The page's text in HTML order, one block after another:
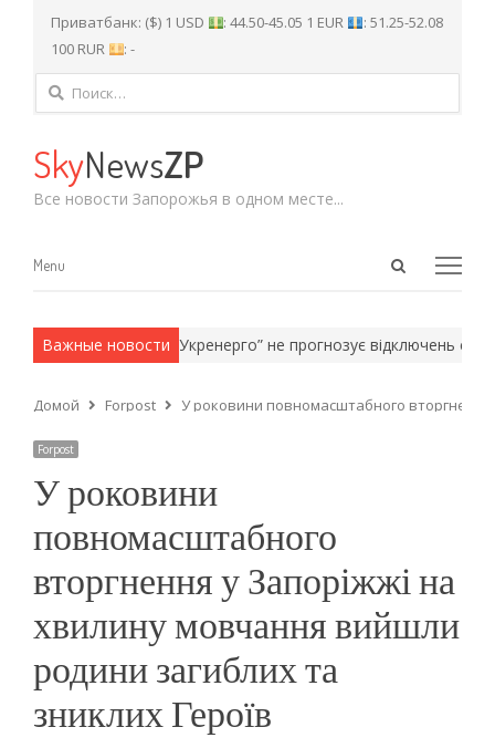
Приватбанк: ($) 1 USD : 44.50-45.05 1 EUR
: 51.25-52.08
100 RUR
: -
Найти:
SkyNewsZP
Все новости Запорожья в одном месте...
Open
Menu
Menu
Важные новости
методы. “Укренерго” не прогнозує відключень
Домой Forpost У роковини повномасштабного вторгнення
Forpost
У роковини
повномасштабного
вторгнення у Запоріжжі на
хвилину мовчання вийшли
родини загиблих та
зниклих Героїв